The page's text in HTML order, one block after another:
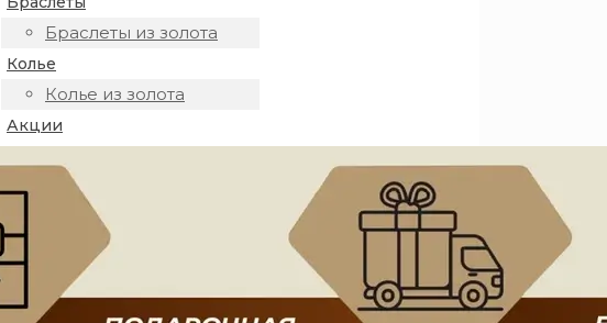
Браслеты из золота
Колье
Колье из золота
Акции